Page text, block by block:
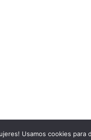
Usamos cookies